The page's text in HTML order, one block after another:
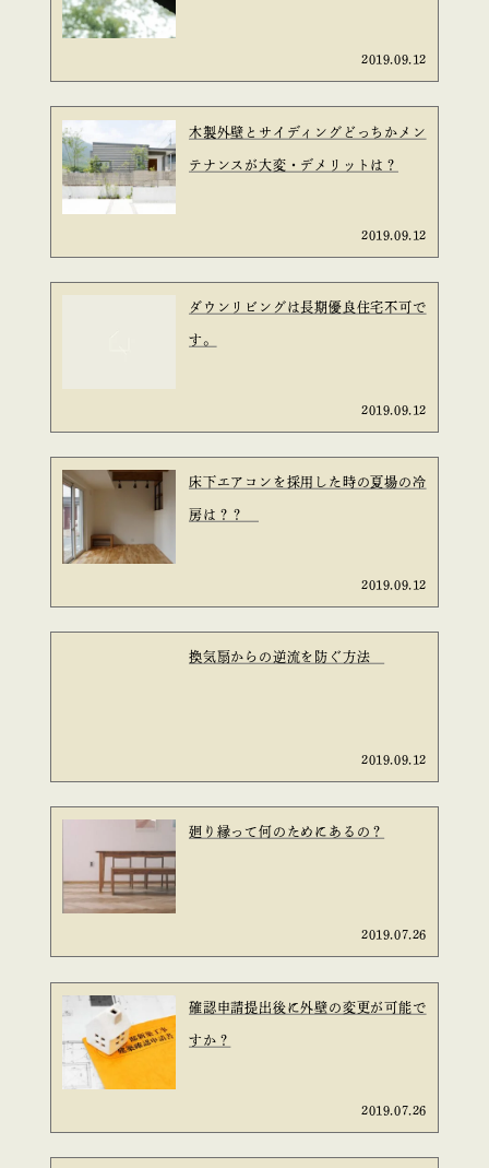
2019.09.12
木製外壁とサイディングどっちかメン
テナンスが大変・デメリットは？
2019.09.12
ダウンリビングは長期優良住宅不可で
す。
2019.09.12
床下エアコンを採用した時の夏場の冷
房は？？
2019.09.12
換気扇からの逆流を防ぐ方法
2019.09.12
廻り縁って何のためにあるの？
2019.07.26
確認申請提出後に外壁の変更が可能で
すか？
2019.07.26